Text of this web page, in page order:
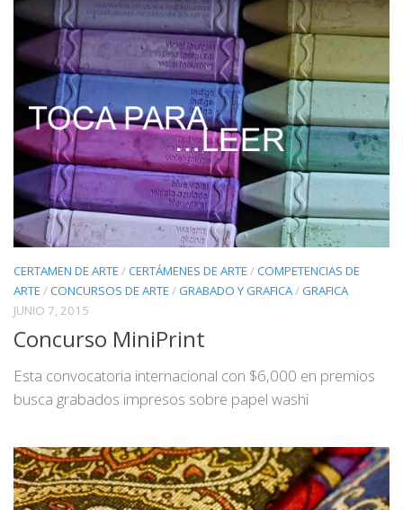
CERTAMEN DE ARTE /CERTÁMENES DE ARTE /COMPETENCIAS DE
ARTE /CONCURSOS DE ARTE / GRABADO Y GRAFICA/ GRAFICA
JUNIO 7, 2015
Concurso MiniPrint
Esta convocatoria internacional con $6,000 en premios
busca grabados impresos sobre papel washi